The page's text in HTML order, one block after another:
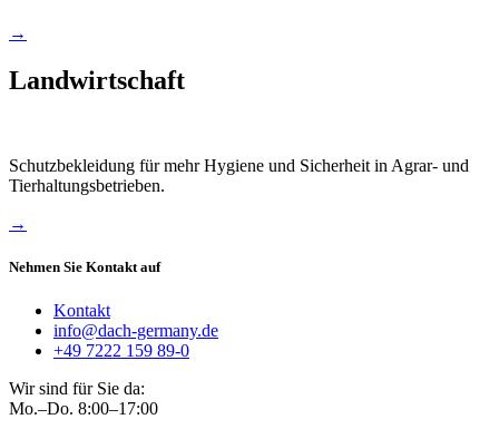
→
Landwirtschaft
Schutzbekleidung für mehr Hygiene und Sicherheit in Agrar- und
Tierhaltungsbetrieben.
→
Nehmen Sie Kontakt auf
Kontakt
info@dach-germany.de
+49 7222 159 89-0
Wir sind für Sie da:
Mo.–Do. 8:00–17:00